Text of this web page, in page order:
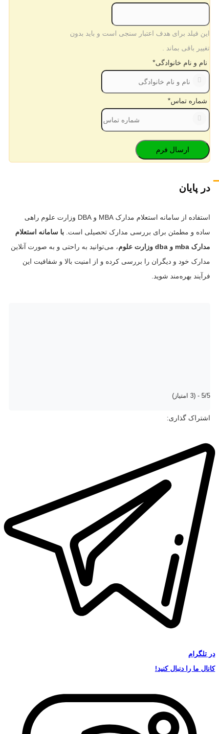
این فیلد برای هدف اعتبار سنجی است و باید بدون
تغییر باقی بماند .
نام و نام خانوادگی*
شماره تماس*
در پایان
استفاده از سامانه استعلام مدارک MBA و DBA وزارت علوم راهی
ساده و مطمئن برای بررسی مدارک تحصیلی است. با سامانه استعلام
مدارک mba و dba وزارت علوم
، می‌توانید به راحتی و به صورت آنلاین
مدارک خود و دیگران را بررسی کرده و از امنیت بالا و شفافیت این
فرآیند بهره‌مند شوید.
5/5 - (3 امتیاز)
اشتراک گذاری:
در تلگرام
کانال ما را دنبال کنید!